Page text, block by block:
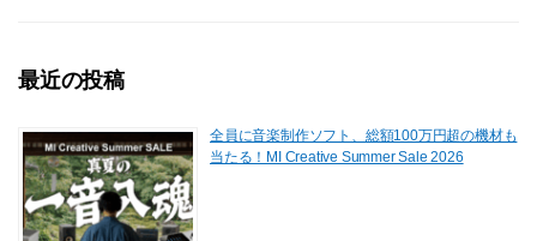
最近の投稿
全員に音楽制作ソフト、総額100万円超の機材も
当たる！MI Creative Summer Sale 2026